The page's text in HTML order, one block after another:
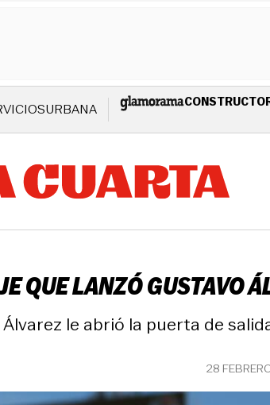
URBANA
QUE LANZÓ GUSTAVO
le abrió la puerta de
28